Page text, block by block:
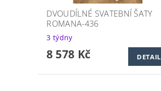
DVOUDÍLNÉ SVATEBNÍ ŠATY
ROMANA-436
3 týdny
8 578 Kč DETAIL